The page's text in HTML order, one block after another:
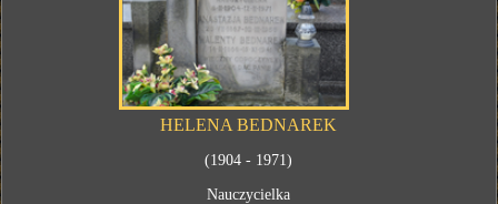
HELENA BEDNAREK
(1904 - 1971)
Nauczycielka